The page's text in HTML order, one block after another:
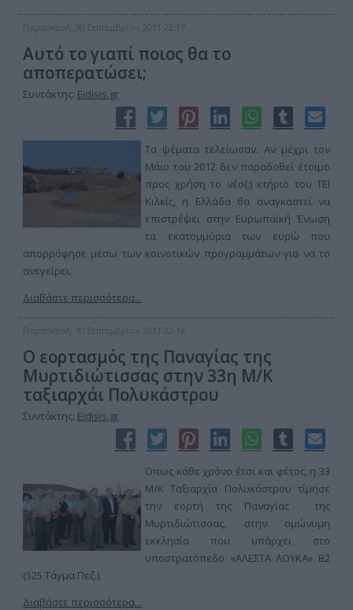
Παρασκευή, 30 Σεπτεμβρίου 2011 22:17
Αυτό το γιαπί ποιος θα το
αποπερατώσει;
Συντάκτης: Eidisis.gr
Τα ψέματα τελείωσαν. Αν μέχρι τον
Μάιο του 2012 δεν παραδοθεί έτοιμο
προς χρήση το νέο(;) κτήριο του ΤΕΙ
Κιλκίς, η Ελλάδα θα αναγκαστεί να
επιστρέψει στην Ευρωπαϊκή Ένωση
τα εκατομμύρια των ευρώ που
απορρόφησε μέσω των κοινοτικών προγραμμάτων για να το
ανεγείρει.
Διαβάστε περισσότερα...
Παρασκευή, 30 Σεπτεμβρίου 2011 22:14
Ο εορτασμός της Παναγίας της
Μυρτιδιώτισσας στην 33η Μ/Κ
ταξιαρχάι Πολυκάστρου
Συντάκτης: Eidisis.gr
Όπως κάθε χρόνο έτσι και φέτος, η 33
Μ/Κ Ταξιαρχία Πολυκάστρου τίμησε
την εορτή της Παναγίας της
Μυρτιδιώτισσας, στην ομώνυμη
εκκλησία που υπάρχει στο
υποστρατόπεδο «ΑΛΕΣΤΑ ΛΟΥΚΑ» Β2
(525 Τάγμα Πεζ.).
Διαβάστε περισσότερα...